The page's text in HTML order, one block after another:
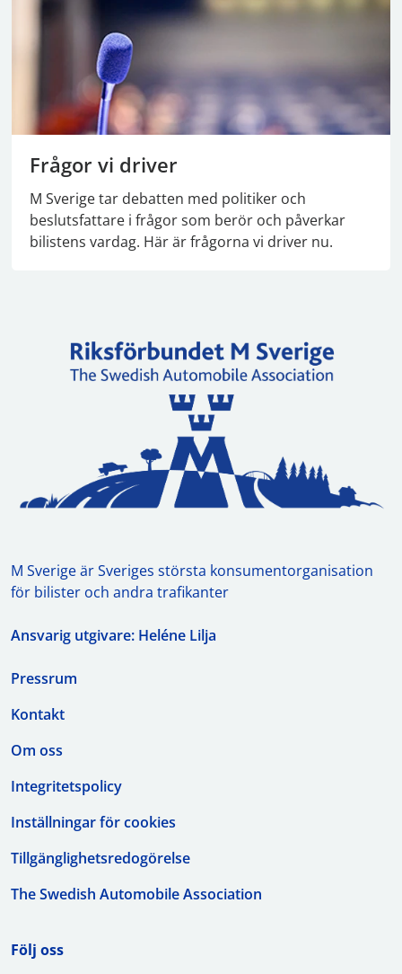
Frågor vi driver
M Sverige tar debatten med politiker och
beslutsfattare i frågor som berör och påverkar
bilistens vardag. Här är frågorna vi driver nu.
M Sverige är Sveriges största konsumentorganisation
för bilister och andra trafikanter
Ansvarig utgivare: Heléne Lilja
Pressrum
Kontakt
Om oss
Integritetspolicy
Inställningar för cookies
Tillgänglighetsredogörelse
The Swedish Automobile Association
Följ oss